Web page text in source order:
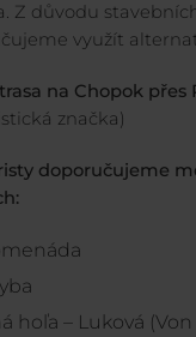
Z důvodu
využít
na Chopok přes
značka)
doporučujeme
hoľa – Luková (Von